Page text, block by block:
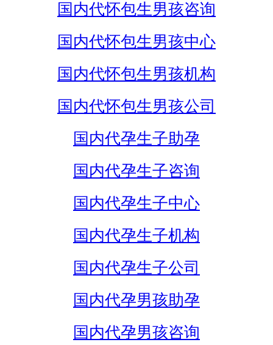
国内代怀包生男孩咨询
国内代怀包生男孩中心
国内代怀包生男孩机构
国内代怀包生男孩公司
国内代孕生子助孕
国内代孕生子咨询
国内代孕生子中心
国内代孕生子机构
国内代孕生子公司
国内代孕男孩助孕
国内代孕男孩咨询